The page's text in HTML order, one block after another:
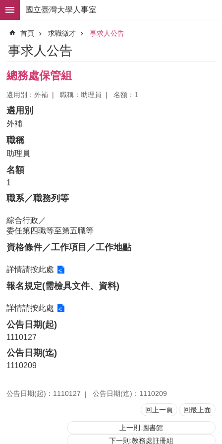
跳到主要內容區塊
進
階
搜
尋
求
職
徵
組
職
掌
人
事
法
規
常
用
表
單
各
類
專
區
查
詢
事
項
網
國立臺灣大學人事室
首頁 求職徵才 事求人公告
事求人公告
總務處保管組
遴用別：外補 職稱：助理員 名額：1
遴用別
外補
職稱
助理員
名額
1
職系／職務列等
綜合行政／
委任第四職等至第五職等
資格條件／工作項目／工作地點
詳情請按此處
報名規定(需檢具文件、資料)
詳情請按此處
公告日期(起)
1110127
公告日期(迄)
1110209
公告日期(起)：1110127 公告日期(迄)：1110209
回上一頁 回最上面
上一則:圖書館
下一則:教務處註冊組